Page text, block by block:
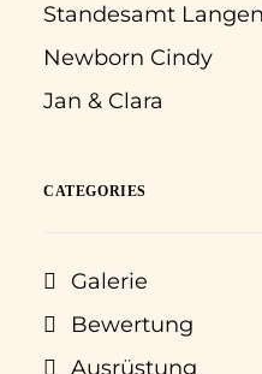
Standesamt
Newborn Cindy
Jan & Clara
CATEGORIES
Galerie
Bewertung
Ausrüstung